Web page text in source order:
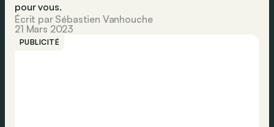
pour vous.
Écrit par Sébastien Vanhouche
21 Mars 2023
PUBLICITÉ